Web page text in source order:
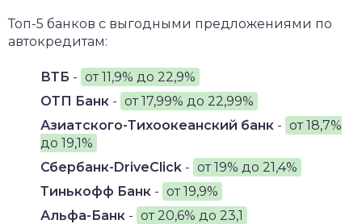
Топ-5 банков с выгодными предложениями по
автокредитам:
ВТБ - от 11,9% до 22,9%
ОТП Банк - от 17,99% до 22,99%
Азиатского-Тихоокеанский банк - от 18,7%
до 19,1%
Сбербанк-DriveClick - от 19% до 21,4%
Тинькофф Банк - от 19,9%
Альфа-Банк - от 20,6% до 23,1